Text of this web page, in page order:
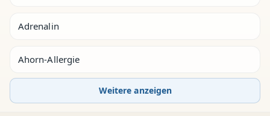
Adrenalin
Ahorn-Allergie
Weitere anzeigen